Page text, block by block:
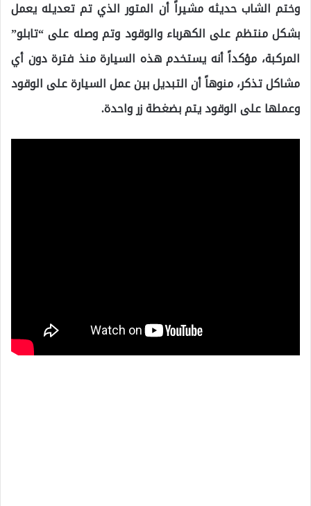
وختم الشاب حديثه مشيراً أن المتور الذي تم تعديله يعمل
بشكل منتظم على الكهرباء والوقود وتم وصله على “تابلو”
المركبة، مؤكداً أنه يستخدم هذه السيارة منذ فترة دون أي
مشاكل تذكر، منوهاً أن التبديل بين عمل السيارة على الوقود
وعملها على الوقود يتم بضغطة زر واحدة.